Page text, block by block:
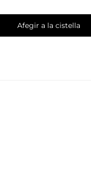
Afegir a la cistella